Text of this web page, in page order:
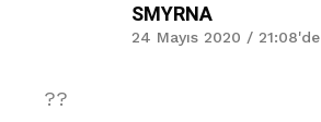
SMYRNA
24 Mayıs 2020 / 21:08'de
??